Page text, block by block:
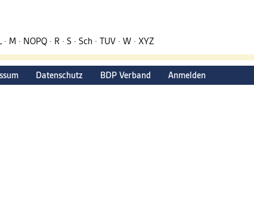
· M · NOPQ· R· S· Sch · TUV· W· XYZ
Datenschutz BDP Verband Anmelden